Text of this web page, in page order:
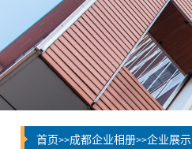
首页>>成都企业相册>>企业展示